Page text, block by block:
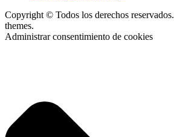
Copyright © Todos los derechos reservados.
themes.
Administrar consentimiento de cookies